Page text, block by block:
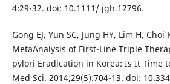
4:29-32. doi: 10.1111/ jgh.12796.
Gong EJ, Yun SC, Jung HY, Lim H, Choi
MetaAnalysis of First-Line Triple
pylori Eradication in Korea: Is It Time
Med Sci. 2014;29(5):704-13. doi: